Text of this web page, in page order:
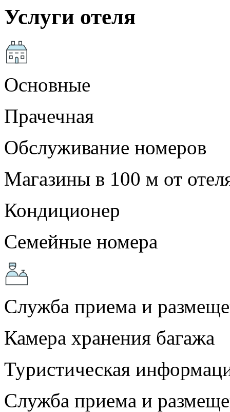
Услуги отеля
Основные
Прачечная
Обслуживание номеров
Магазины в 100 м от
Кондиционер
Семейные номера
Служба приема и
Камера хранения багажа
Туристическая
Служба приема и